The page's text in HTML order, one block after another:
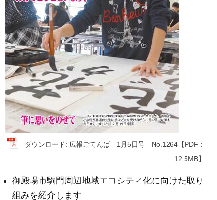
ダウンロード: 広報ごてんば 1月5日号 No.1264【PDF：
12.5MB】
御殿場市駒門周辺地域エコシティ化に向けた取り
組みを紹介します